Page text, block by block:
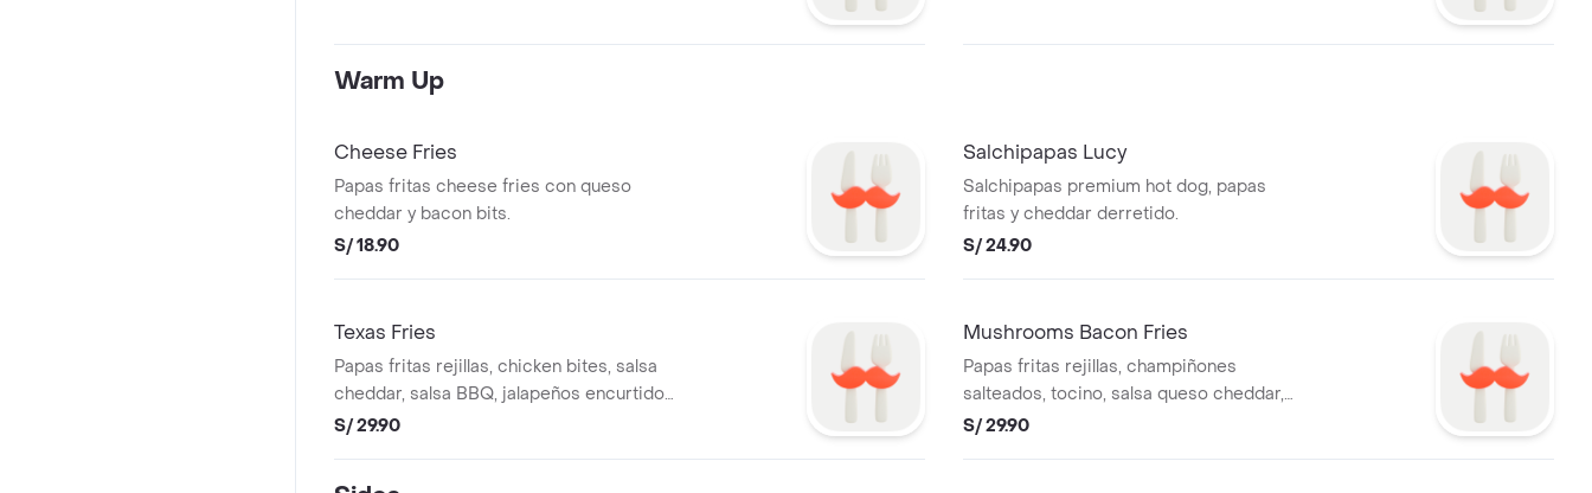
Warm Up
Cheese Fries
Papas fritas cheese fries con queso
cheddar y bacon bits.
S/ 18.90
Salchipapas Lucy
Salchipapas premium hot dog, papas
fritas y cheddar derretido.
S/ 24.90
Texas Fries
Papas fritas rejillas, chicken bites, salsa
cheddar, salsa BBQ, jalapeños encurtidos
y chives.
S/ 29.90
Mushrooms Bacon Fries
Papas fritas rejillas, champiñones
salteados, tocino, salsa queso cheddar,
salsa ranch y chives.
S/ 29.90